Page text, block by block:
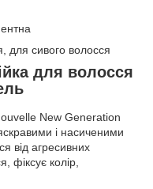
для сивого волосся
для волосся
New Generation
і насиченими
від агресивних
фіксує колір,